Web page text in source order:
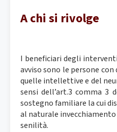
A chi si rivolge
I beneficiari degli
avviso sono le persone
quelle intellettive e del
sensi dell’art.3 comma 3
sostegno familiare la cui
al naturale
senilità.